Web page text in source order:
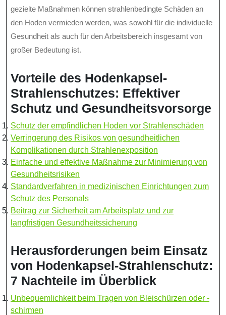
gezielte Maßnahmen können strahlenbedingte Schäden an
den Hoden vermieden werden, was sowohl für die individuelle
Gesundheit als auch für den Arbeitsbereich insgesamt von
großer Bedeutung ist.
Vorteile des Hodenkapsel-
Strahlenschutzes: Effektiver
Schutz und Gesundheitsvorsorge
Schutz der empfindlichen Hoden vor Strahlenschäden
Verringerung des Risikos von gesundheitlichen
Komplikationen durch Strahlenexposition
Einfache und effektive Maßnahme zur Minimierung von
Gesundheitsrisiken
Standardverfahren in medizinischen Einrichtungen zum
Schutz des Personals
Beitrag zur Sicherheit am Arbeitsplatz und zur
langfristigen Gesundheitssicherung
Herausforderungen beim Einsatz
von Hodenkapsel-Strahlenschutz:
7 Nachteile im Überblick
Unbequemlichkeit beim Tragen von Bleischürzen oder -
schirmen